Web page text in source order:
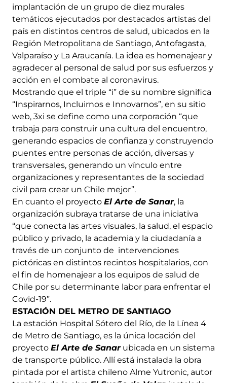
implantación de un grupo de diez murales
temáticos ejecutados por destacados artistas del
país en distintos centros de salud, ubicados en la
Región Metropolitana de Santiago, Antofagasta,
Valparaíso y La Araucanía. La idea es homenajear y
agradecer al personal de salud por sus esfuerzos y
acción en el combate al coronavirus.
Mostrando que el triple “i” de su nombre significa
“Inspirarnos, Incluirnos e Innovarnos”, en su sitio
web, 3xi se define como una corporación “que
trabaja para construir una cultura del encuentro,
generando espacios de confianza y construyendo
puentes entre personas de acción, diversas y
transversales, generando un vínculo entre
organizaciones y representantes de la sociedad
civil para crear un Chile mejor”.
En cuanto el proyecto El Arte de Sanar, la
organización subraya tratarse de una iniciativa
“que conecta las artes visuales, la salud, el espacio
público y privado, la academia y la ciudadanía a
través de un conjunto de intervenciones
pictóricas en distintos recintos hospitalarios, con
el fin de homenajear a los equipos de salud de
Chile por su determinante labor para enfrentar el
Covid-19”.
ESTACIÓN DEL METRO DE SANTIAGO
La estación Hospital Sótero del Río, de la Línea 4
de Metro de Santiago, es la única locación del
proyecto El Arte de Sanarubicada en un sistema
de transporte público. Allí está instalada la obra
pintada por el artista chileno Alme Yutronic, autor